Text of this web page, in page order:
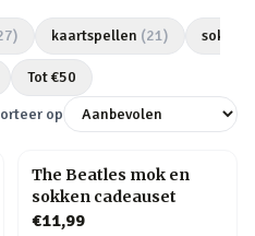
) kaartspellen (21) sokken
Tot €50
op
The Beatles mok en
sokken cadeauset
€11,99